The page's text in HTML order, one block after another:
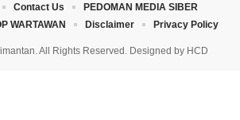
All Rights Reserved. Designed by HCD
Contact Us
PEDOMAN MEDIA SIBER
WARTAWAN Disclaimer Privacy Policy